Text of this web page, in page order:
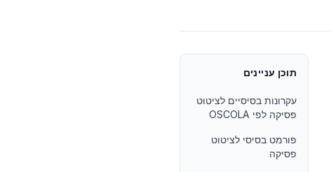
תוכן עניינים
עקרונות בסיסיים לציטוט
פסיקה לפי OSCOLA
פורמט בסיסי לציטוט
פסיקה